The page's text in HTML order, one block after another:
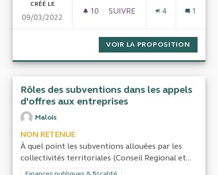
CRÉÉ LE
09/03/2022
10 10 ABONNÉS
SUIVRE
4 1
VOIR LA PROPOSITION
Rôles des subventions dans les appels
d'offres aux entreprises
Malois
NON RETENUE
À quel point les subventions allouées par les
collectivités territoriales (Conseil Regional et...